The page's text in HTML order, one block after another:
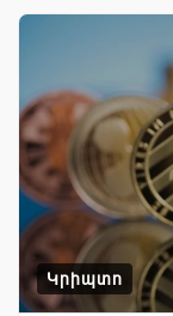
Կրիպտո